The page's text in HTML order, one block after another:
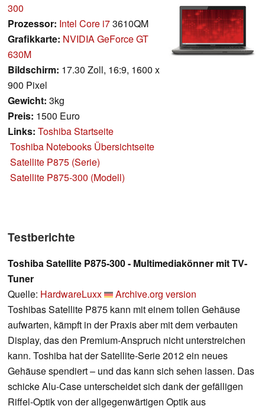
300
Prozessor: Intel Core i73610QM
Grafikkarte: NVIDIA GeForce GT
630M
Bildschirm: 17.30 Zoll, 16:9, 1600 x
900 Pixel
Gewicht: 3kg
Preis: 1500 Euro
Links: Toshiba Startseite
Toshiba Notebooks Übersichtseite
Satellite P875 (Serie)
Satellite P875-300 (Modell)
Testberichte
Toshiba Satellite P875-300 - Multimediakönner mit TV-
Tuner
Quelle: HardwareLuxx
Archive.org version
Toshibas Satellite P875 kann mit einem tollen Gehäuse
aufwarten, kämpft in der Praxis aber mit dem verbauten
Display, das den Premium-Anspruch nicht unterstreichen
kann. Toshiba hat der Satellite-Serie 2012 ein neues
Gehäuse spendiert – und das kann sich sehen lassen. Das
schicke Alu-Case unterscheidet sich dank der gefälligen
Riffel-Optik von der allgegenwärtigen Optik aus